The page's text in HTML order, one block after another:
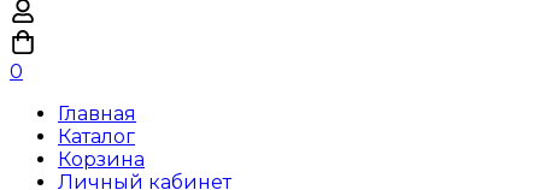
0
Главная
Каталог
Корзина
Личный кабинет